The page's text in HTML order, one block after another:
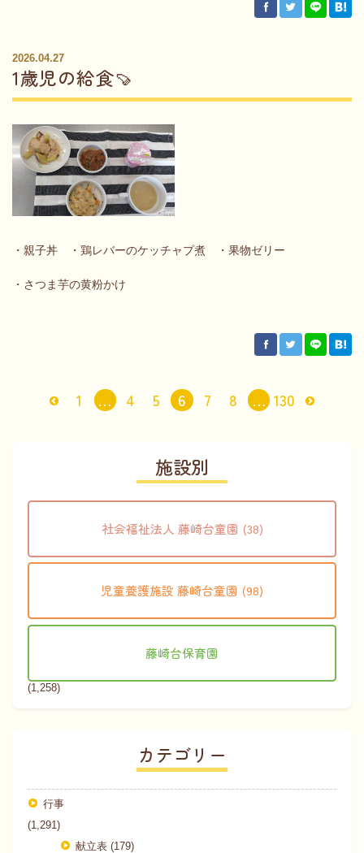
2026.04.27
1歳児の給食🍠
・親子丼 ・鶏レバーのケッチャプ煮 ・果物ゼリー
・さつま芋の黄粉かけ
1 … 4 5 6 7 8 … 130
施設別
社会福祉法人 藤崎台童園 (38)
児童養護施設 藤崎台童園 (98)
藤崎台保育園
(1,258)
カテゴリー
行事
(1,291)
献立表 (179)